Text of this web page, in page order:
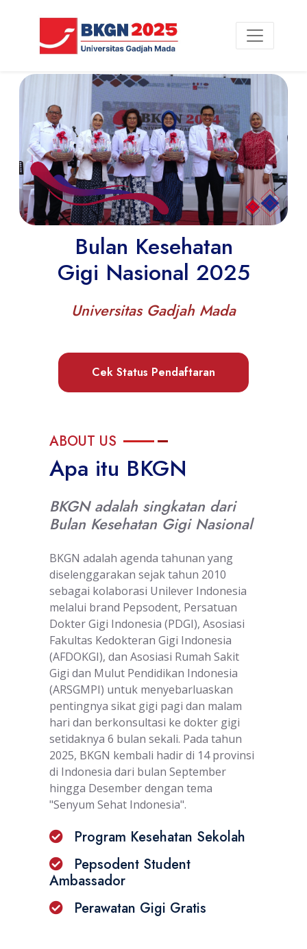
Previous Next
Bulan Kesehatan
Gigi Nasional 2025
Universitas Gadjah Mada
Cek Status Pendaftaran
ABOUT US
Apa itu BKGN
BKGN adalah singkatan dari
Bulan Kesehatan Gigi Nasional
BKGN adalah agenda tahunan yang
diselenggarakan sejak tahun 2010
sebagai kolaborasi Unilever Indonesia
melalui brand Pepsodent, Persatuan
Dokter Gigi Indonesia (PDGI), Asosiasi
Fakultas Kedokteran Gigi Indonesia
(AFDOKGI), dan Asosiasi Rumah Sakit
Gigi dan Mulut Pendidikan Indonesia
(ARSGMPI) untuk menyebarluaskan
pentingnya sikat gigi pagi dan malam
hari dan berkonsultasi ke dokter gigi
setidaknya 6 bulan sekali. Pada tahun
2025, BKGN kembali hadir di 14 provinsi
di Indonesia dari bulan September
hingga Desember dengan tema
"Senyum Sehat Indonesia".
Program Kesehatan Sekolah
Pepsodent Student
Ambassador
Perawatan Gigi Gratis